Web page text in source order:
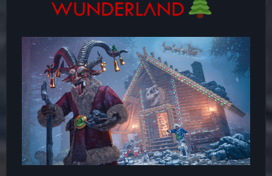
WUNDERLAND